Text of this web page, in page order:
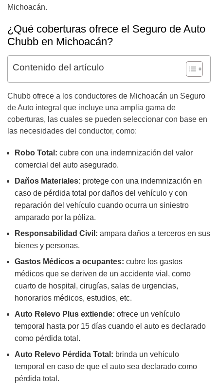
Michoacán.
¿Qué coberturas ofrece el Seguro de Auto
Chubb en Michoacán?
Contenido del artículo
Chubb ofrece a los conductores de Michoacán un Seguro
de Auto integral que incluye una amplia gama de
coberturas, las cuales se pueden seleccionar con base en
las necesidades del conductor, como:
Robo Total: cubre con una indemnización del valor
comercial del auto asegurado.
Daños Materiales: protege con una indemnización en
caso de pérdida total por daños del vehículo y con
reparación del vehículo cuando ocurra un siniestro
amparado por la póliza.
Responsabilidad Civil: ampara daños a terceros en sus
bienes y personas.
Gastos Médicos a ocupantes: cubre los gastos
médicos que se deriven de un accidente vial, como
cuarto de hospital, cirugías, salas de urgencias,
honorarios médicos, estudios, etc.
Auto Relevo Plus extiende: ofrece un vehículo
temporal hasta por 15 días cuando el auto es declarado
como pérdida total.
Auto Relevo Pérdida Total: brinda un vehículo
temporal en caso de que el auto sea declarado como
pérdida total.